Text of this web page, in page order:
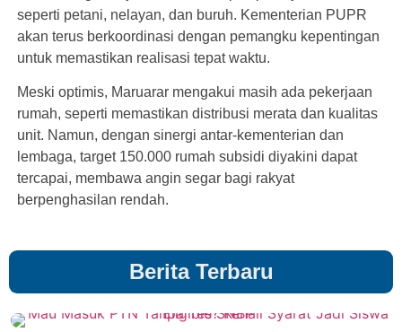
seperti petani, nelayan, dan buruh. Kementerian PUPR
akan terus berkoordinasi dengan pemangku kepentingan
untuk memastikan realisasi tepat waktu.
Meski optimis, Maruarar mengakui masih ada pekerjaan
rumah, seperti memastikan distribusi merata dan kualitas
unit. Namun, dengan sinergi antar-kementerian dan
lembaga, target 150.000 rumah subsidi diyakini dapat
tercapai, membawa angin segar bagi rakyat
berpenghasilan rendah.
Berita Terbaru